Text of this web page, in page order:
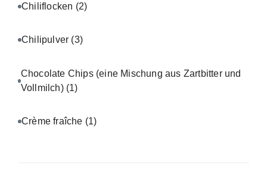
Chiliflocken (2)
Chilipulver (3)
Chocolate Chips (eine Mischung aus Zartbitter und
Vollmilch) (1)
Crème fraîche (1)